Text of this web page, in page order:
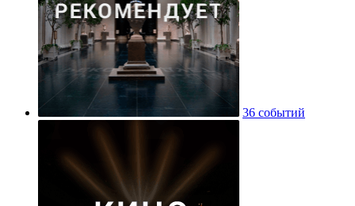
36 событий